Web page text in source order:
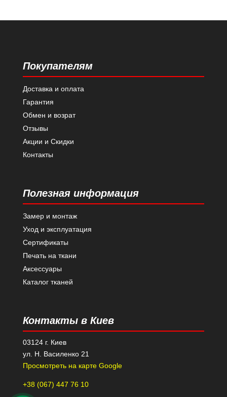
Покупателям
Доставка и оплата
Гарантия
Обмен и возрат
Отзывы
Акции и Скидки
Контакты
Полезная информация
Замер и монтаж
Уход и эксплуатация
Сертификаты
Печать на ткани
Аксессуары
Каталог тканей
Контакты в Киев
03124 г. Киев
ул. Н. Василенко 21
Просмотреть на карте Google
+38 (067) 447 76 10